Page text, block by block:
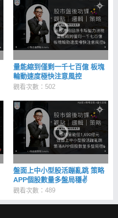
量能縮到僅剩一千七百億 板塊
輪動速度極快注意風控
觀看次數：502
盤面上中小型股活蹦亂跳 策略
APP個股數量多盤局穩✌
觀看次數：489